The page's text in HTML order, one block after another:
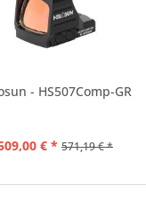
- HS507Comp-GR
€ * 571,19 € *